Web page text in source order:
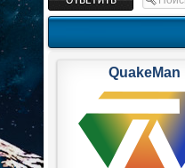
QuakeMan